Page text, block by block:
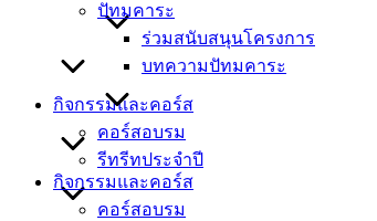
ปัทมคาระ
ร่วมสนับสนุนโครงการ
บทความปัทมคาระ
กิจกรรมและคอร์ส
คอร์สอบรม
กิจกรรมและคอร์ส
คอร์สอบรม
รีทรีทประจำปี